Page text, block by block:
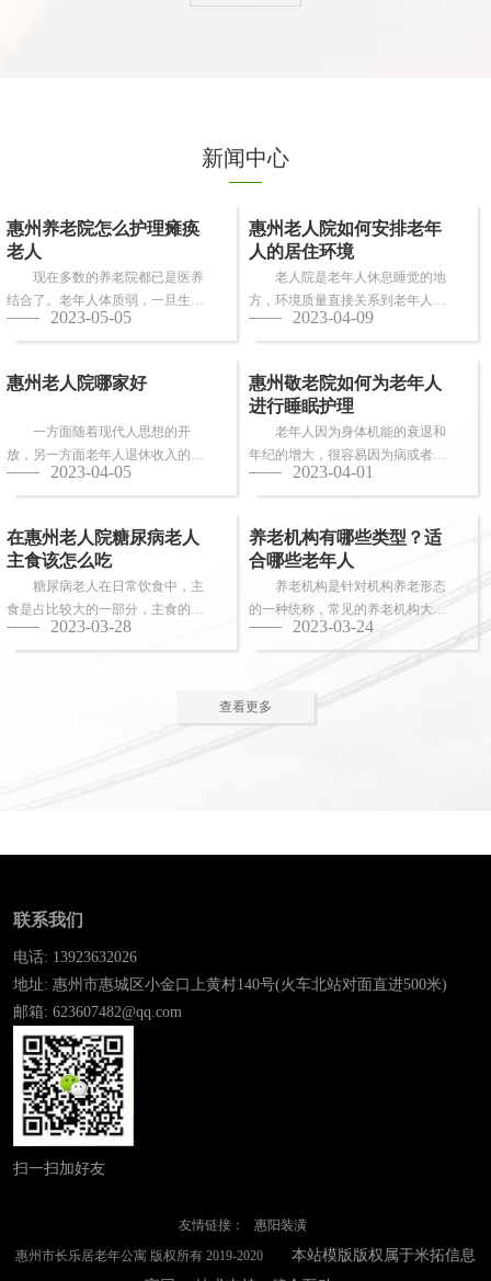
新闻中心
惠州养老院怎么护理瘫痪
老人
现在多数的养老院都已是医养
结合了。老年人体质弱，一旦生
病，多数情况下都会面临卧床修
养，这时候就需...
2023-05-05
惠州老人院如何安排老年
人的居住环境
老人院是老年人休息睡觉的地
方，环境质量直接关系到老年人的
健康长寿。由于老年人适应能力和
抗病能力较...
2023-04-09
惠州老人院哪家好
一方面随着现代人思想的开
放，另一方面老年人退休收入的稳
步上升，选择惠州老人院进行疗养
的老人越来越...
2023-04-05
惠州敬老院如何为老年人
进行睡眠护理
老年人因为身体机能的衰退和
年纪的增大，很容易因为病或者各
种各样的原因导致失眠、多梦，睡
眠质量差等...
2023-04-01
在惠州老人院糖尿病老人
主食该怎么吃
糖尿病老人在日常饮食中，主
食是占比较大的一部分，主食的选
择对控制血糖水平至关重要。那
么，糖尿病老...
2023-03-28
养老机构有哪些类型？适
合哪些老年人
养老机构是针对机构养老形态
的一种统称，常见的养老机构大致
有这些类型：养老社区、老年公
寓、养老院、...
2023-03-24
查看更多
联系我们
电话: 13923632026
地址: 惠州市惠城区小金口上黄村140号(火车北站对面直进500米)
邮箱: 623607482@qq.com
扫一扫加好友
友情链接：
惠阳装潢
惠州市长乐居老年公寓 版权所有 2019-2020
本站模版版权属于米拓信息